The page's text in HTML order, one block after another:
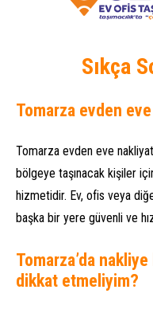
Sıkça
Tomarza evden
Tomarza evden eve
bölgeye taşınacak kişiler
hizmetidir. Ev, ofis veya
başka bir yere güvenli ve
Tomarza’da
dikkat etmeliyim?